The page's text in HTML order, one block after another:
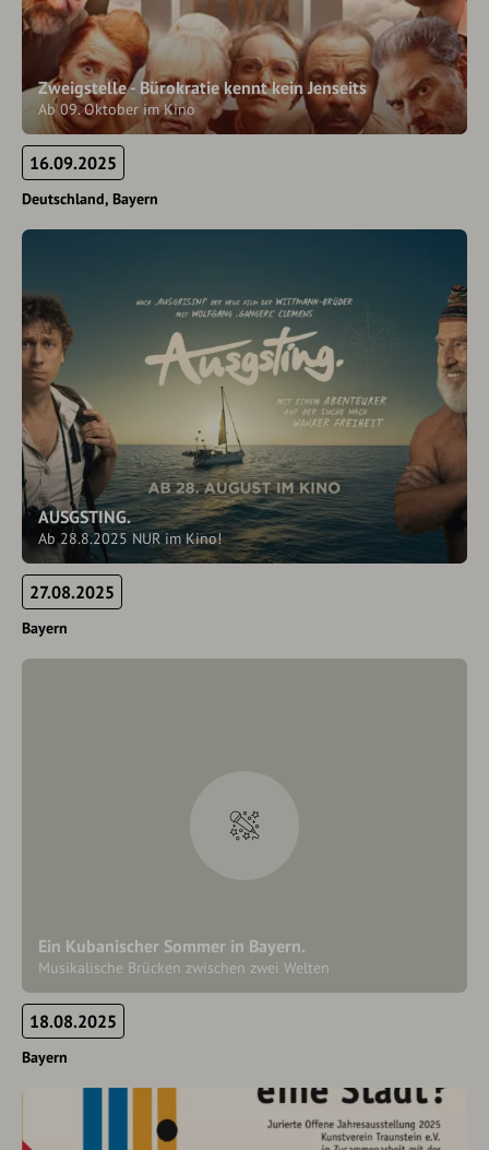
Zweigstelle - Bürokratie kennt kein Jenseits
Ab 09. Oktober im Kino
16.09.2025
Deutschland Bayern
AUSGSTING.
Ab 28.8.2025 NUR im Kino!
27.08.2025
Bayern
Ein Kubanischer Sommer in Bayern.
Musikalische Brücken zwischen zwei Welten
18.08.2025
Bayern